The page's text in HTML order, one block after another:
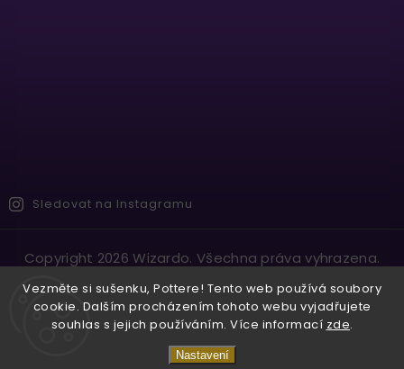
Vezměte si sušenku, Pottere! Tento web používá soubory
cookie. Dalším procházením tohoto webu vyjadřujete
souhlas s jejich používáním. Více informací zde.
Nastavení
Sledovat na Instagramu
Copyright 2026Wizardo. Všechna práva vyhrazena.
VytvořilShoptet| DesignShoptak.cz.